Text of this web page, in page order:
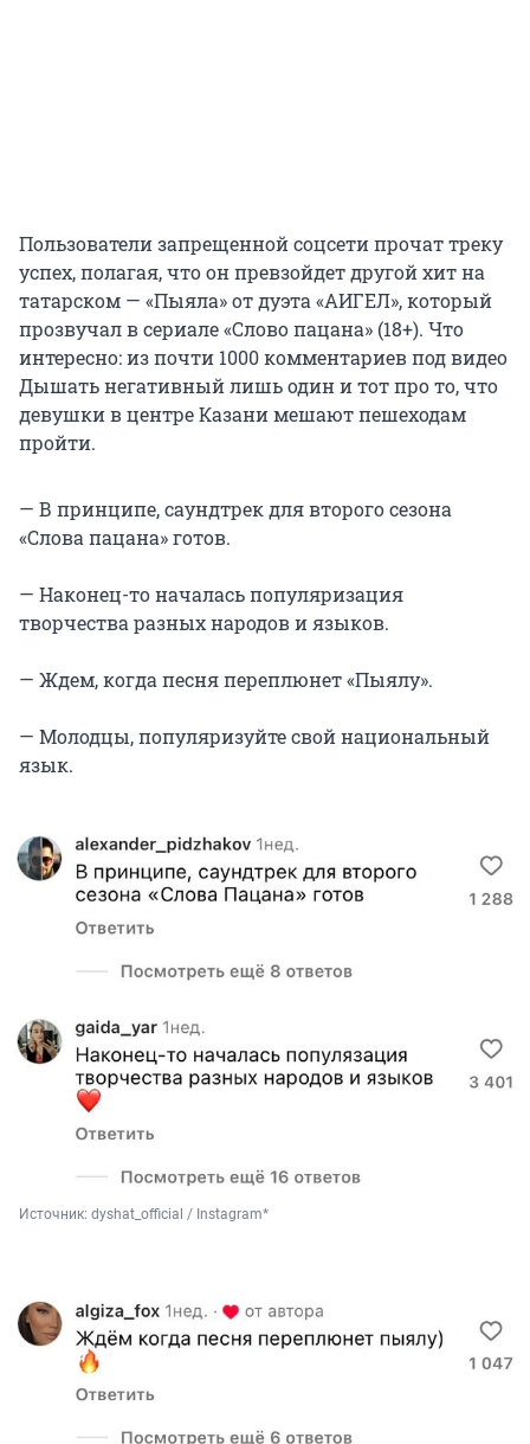
Пользователи запрещенной соцсети прочат треку
успех, полагая, что он превзойдет другой хит на
татарском — «Пыяла» от дуэта «АИГЕЛ», который
прозвучал в сериале «Слово пацана» (18+). Что
интересно: из почти 1000 комментариев под видео
Дышать негативный лишь один и тот про то, что
девушки в центре Казани мешают пешеходам
пройти.
— В принципе, саундтрек для второго сезона
«Слова пацана» готов.
— Наконец-то началась популяризация
творчества разных народов и языков.
— Ждем, когда песня переплюнет «Пыялу».
— Молодцы, популяризуйте свой национальный
язык.
Источник: dyshat_official / Instagram*